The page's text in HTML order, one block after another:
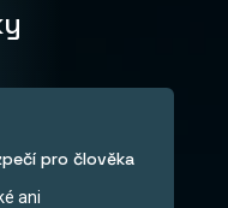
pro člověka
ani